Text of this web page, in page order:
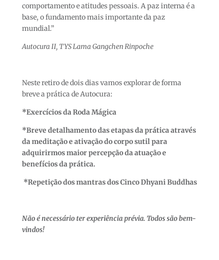
comportamento e atitudes pessoais. A paz interna é a
base, o fundamento mais importante da paz
mundial.”
Autocura II, TYS Lama Gangchen Rinpoche
Neste retiro de dois dias vamos explorar de forma
breve a prática de Autocura:
*Exercícios da Roda Mágica
*Breve detalhamento das etapas da prática através
da meditação e ativação do corpo sutil para
adquirirmos maior percepção da atuação e
benefícios da prática.
*Repetição dos mantras dos Cinco Dhyani Buddhas
Não é necessário ter experiência prévia. Todos são bem-
vindos!